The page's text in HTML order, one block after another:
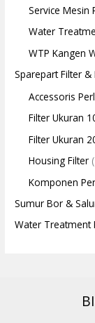
Service Mesin
Water
WTP Kangen
Sparepart Filter
Accessoris
Filter Ukuran
Filter Ukuran
Housing Filter
Komponen
Sumur Bor &
Water Treatment